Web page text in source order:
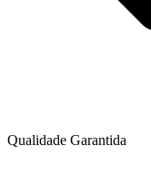
Qualidade Garantida